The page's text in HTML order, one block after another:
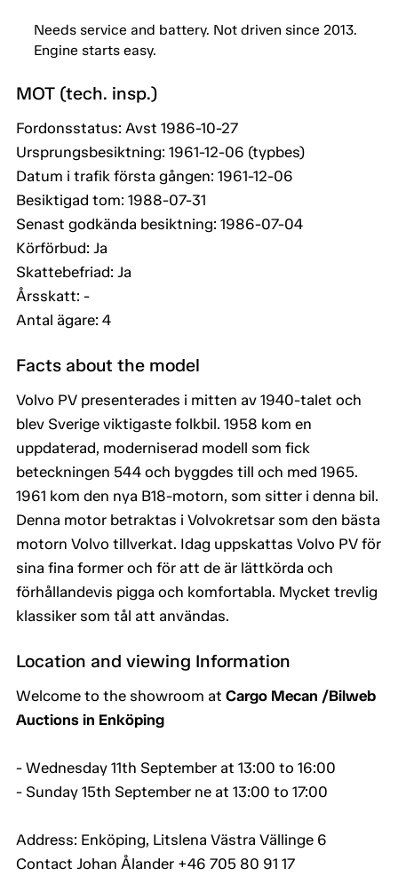
Needs service and battery. Not driven since 2013.
Engine starts easy.
MOT (tech. insp.)
Fordonsstatus: Avst 1986-10-27
Ursprungsbesiktning: 1961-12-06 (typbes)
Datum i trafik första gången: 1961-12-06
Besiktigad tom: 1988-07-31
Senast godkända besiktning: 1986-07-04
Körförbud: Ja
Skattebefriad: Ja
Årsskatt: -
Antal ägare: 4
Facts about the model
Volvo PV presenterades i mitten av 1940-talet och
blev Sverige viktigaste folkbil. 1958 kom en
uppdaterad, moderniserad modell som fick
beteckningen 544 och byggdes till och med 1965.
1961 kom den nya B18-motorn, som sitter i denna bil.
Denna motor betraktas i Volvokretsar som den bästa
motorn Volvo tillverkat. Idag uppskattas Volvo PV för
sina fina former och för att de är lättkörda och
förhållandevis pigga och komfortabla. Mycket trevlig
klassiker som tål att användas.
Location and viewing Information
Welcome to the showroom at Cargo Mecan /Bilweb
Auctions in Enköping
- Wednesday 11th September at 13:00 to 16:00
- Sunday 15th September ne at 13:00 to 17:00
Address: Enköping, Litslena Västra Vällinge 6
Contact Johan Ålander +46 705 80 91 17